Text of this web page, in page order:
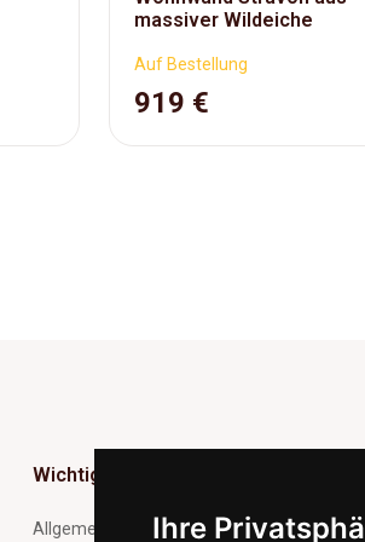
Ihre
massiver Wildeiche
Auf Bestellung
919 €
Wichtig
Allgemeine Geschäftsbedingungen